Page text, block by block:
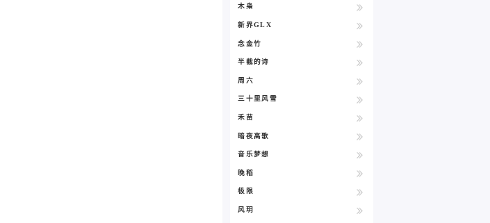
木枭
新界GLX
念金竹
半截的诗
周六
三十里风雪
禾苗
暗夜高歌
音乐梦想
晚稻
极限
风玥